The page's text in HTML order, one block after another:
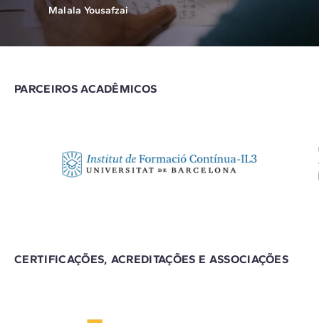
Malala Yousafzai
PARCEIROS ACADÊMICOS
CERTIFICAÇÕES, ACREDITAÇÕES E ASSOCIAÇÕES